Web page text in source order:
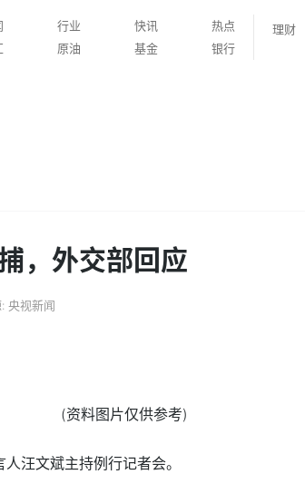
行业 快讯
热点
原油 基金 银行
理财
，外交部回应
央视新闻
(资料图片仅供参考)
汪文斌主持例行记者会。